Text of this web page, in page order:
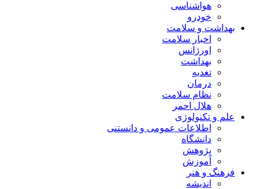
هواشناسی
خودرو
بهداشت و سلامت
اخبار سلامت
اورژانس
بهداشت
تغدیه
درمان
نظام سلامت
هلال احمر
علم و تکنولوژی
اطلاعات عمومی و دانستنی
دانشگاه
پژوهش
آموزش
فرهنگ و هنر
اندیشه